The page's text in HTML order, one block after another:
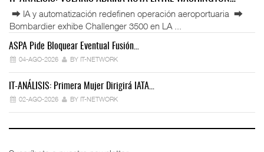
⮕ IA y automatización redefinen operación aeroportuaria ⮕
Bombardier exhibe Challenger 3500 en LA ...
ASPA Pide Bloquear Eventual Fusión…
04-AGO-2026 BY IT-NETWORK
IT-ANÁLISIS: Primera Mujer Dirigirá IATA…
02-AGO-2026 BY IT-NETWORK